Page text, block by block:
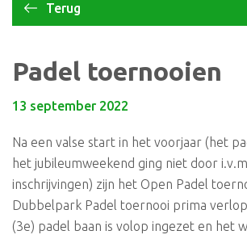
Terug
Padel toernooien
13 september 2022
Na een valse start in het voorjaar (het
het jubileumweekend ging niet door
inschrijvingen) zijn het Open Padel
Dubbelpark Padel toernooi prima
(3e) padel baan is volop ingezet en het